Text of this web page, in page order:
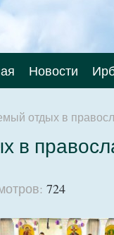
Новости
отдых в
в
724